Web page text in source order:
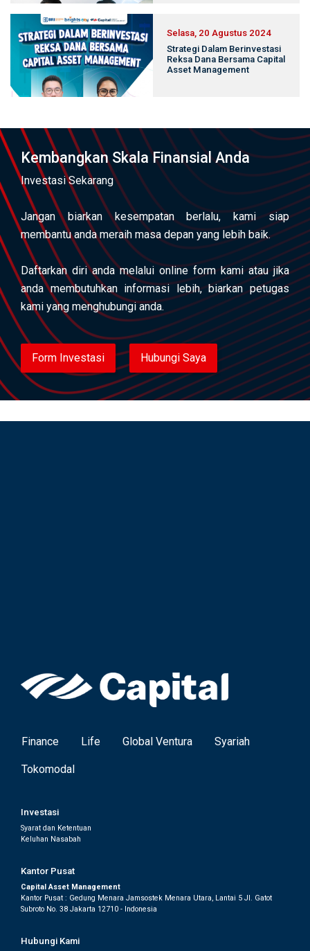
Selasa, 20 Agustus 2024
Strategi Dalam Berinvestasi
Reksa Dana Bersama Capital
Asset Management
Kembangkan Skala Finansial Anda
Investasi Sekarang
Jangan biarkan kesempatan berlalu, kami siap
membantu anda meraih masa depan yang lebih baik.
Daftarkan diri anda melalui online form kami atau jika
anda membutuhkan informasi lebih, biarkan petugas
kami yang menghubungi anda.
Form Investasi Hubungi Saya
Finance Life Global Ventura Syariah
Tokomodal
Investasi
Syarat dan Ketentuan
Keluhan Nasabah
Kantor Pusat
Capital Asset Management
Kantor Pusat : Gedung Menara Jamsostek Menara Utara, Lantai 5 Jl. Gatot
Subroto No. 38 Jakarta 12710 - Indonesia
Hubungi Kami